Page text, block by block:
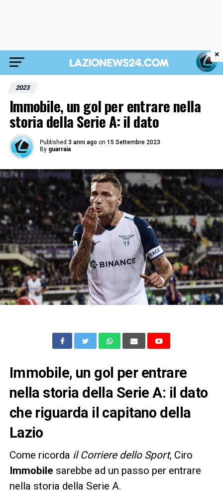
2023
Immobile, un gol per entrare nella
storia della Serie A: il dato
Published 3 anni ago on 15 Settembre 2023
By guarraia
Immobile, un gol per entrare
nella storia della Serie A: il dato
che riguarda il capitano della
Lazio
Come ricorda il Corriere dello Sport, Ciro
Immobile sarebbe ad un passo per entrare
nella storia della Serie A.
×